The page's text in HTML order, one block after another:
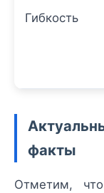
Гибкость
факты
Отметим, что